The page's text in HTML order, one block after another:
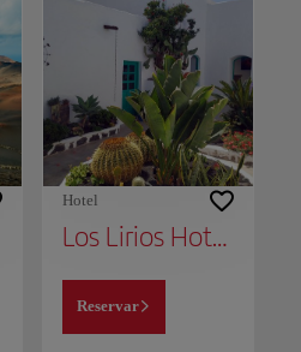
Hotel
Los Lirios Hotel Rural - Adults Only
Reservar